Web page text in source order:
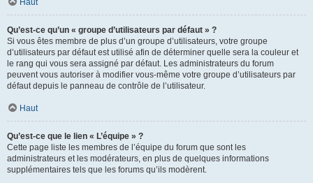
Haut
Qu’est-ce qu’un « groupe d’utilisateurs par défaut » ?
Si vous êtes membre de plus d’un groupe d’utilisateurs, votre groupe
d’utilisateurs par défaut est utilisé afin de déterminer quelle sera la couleur et
le rang qui vous sera assigné par défaut. Les administrateurs du forum
peuvent vous autoriser à modifier vous-même votre groupe d’utilisateurs par
défaut depuis le panneau de contrôle de l’utilisateur.
Haut
Qu’est-ce que le lien « L’équipe » ?
Cette page liste les membres de l’équipe du forum que sont les
administrateurs et les modérateurs, en plus de quelques informations
supplémentaires tels que les forums qu’ils modèrent.